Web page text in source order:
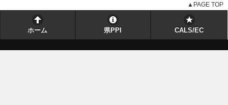
▲PAGE TOP
ホーム 県PPI CALS/EC